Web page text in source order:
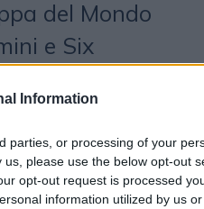
Information
parties, or processing of your
please use the below opt-out
opt-out request is processed
information utilized by us
del Mondo
e Six
promuovere il
ambizioni di